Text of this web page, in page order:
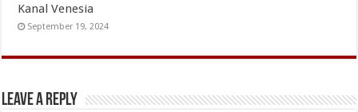
Kanal Venesia
September 19, 2024
Leave a Reply